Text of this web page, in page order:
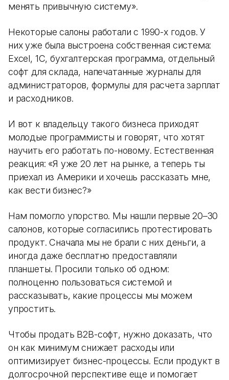
менять привычную систему».
Некоторые салоны работали с 1990-х годов. У
них уже была выстроена собственная система:
Excel, 1С, бухгалтерская программа, отдельный
софт для склада, напечатанные журналы для
администраторов, формулы для расчета зарплат
и расходников.
И вот к владельцу такого бизнеса приходят
молодые программисты и говорят, что хотят
научить его работать по-новому. Естественная
реакция: «Я уже 20 лет на рынке, а теперь ты
приехал из Америки и хочешь рассказать мне,
как вести бизнес?»
Нам помогло упорство. Мы нашли первые 20–30
салонов, которые согласились протестировать
продукт. Сначала мы не брали с них деньги, а
иногда даже бесплатно предоставляли
планшеты. Просили только об одном:
полноценно пользоваться системой и
рассказывать, какие процессы мы можем
упростить.
Чтобы продать B2B-софт, нужно доказать, что
он как минимум снижает расходы или
оптимизирует бизнес-процессы. Если продукт в
долгосрочной перспективе еще и помогает